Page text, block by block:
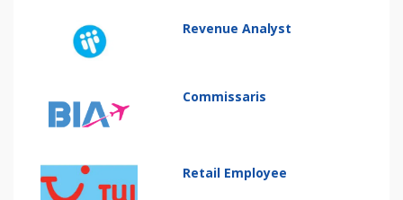
Revenue Analyst
Commissaris
Retail Employee